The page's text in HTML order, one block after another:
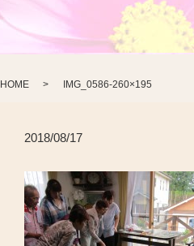
HOME IMG_0586-260×195
2018/08/17